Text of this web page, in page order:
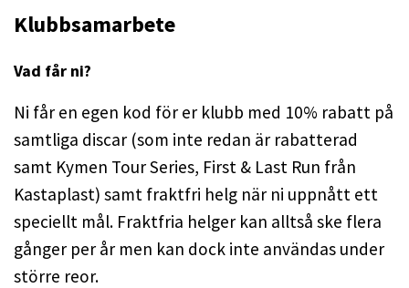
Klubbsamarbete
Vad får ni?
Ni får en egen kod för er klubb med 10% rabatt på
samtliga discar (som inte redan är rabatterad
samt Kymen Tour Series, First & Last Run från
Kastaplast) samt fraktfri helg när ni uppnått ett
speciellt mål. Fraktfria helger kan alltså ske flera
gånger per år men kan dock inte användas under
större reor.